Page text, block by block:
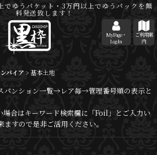
でゆうパケット・3万円以上でゆうパックを無
料発送致します！
MyPage・
Log-In
ご利用案
内
パイア > 基本土地
パンション一覧→レア毎→管理番号順の表示と
合はキーワード検索欄に「Foil」とご入力い
すので是非ご活用ください。